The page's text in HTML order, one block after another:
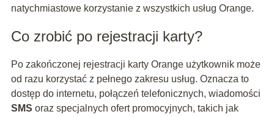
natychmiastowe korzystanie z wszystkich usług Orange.
Co zrobić po rejestracji karty?
Po zakończonej rejestracji karty Orange użytkownik może
od razu korzystać z pełnego zakresu usług. Oznacza to
dostęp do internetu, połączeń telefonicznych, wiadomości
SMS oraz specjalnych ofert promocyjnych, takich jak